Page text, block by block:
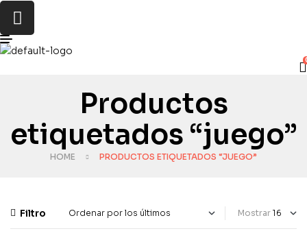
Productos
etiquetados “juego”
HOME PRODUCTOS ETIQUETADOS “JUEGO”
Filtro Mostrar